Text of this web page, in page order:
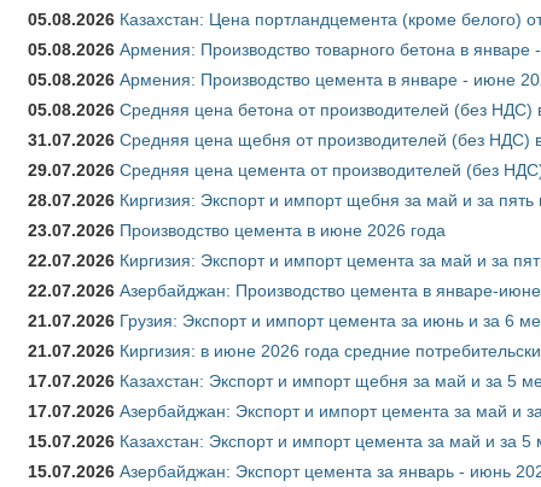
05.08.2026 Казахстан: Цена портландцемента (кроме белого)
05.08.2026 Армения: Производство товарного бетона в январе
05.08.2026 Армения: Производство цемента в январе - июне
05.08.2026 Средняя цена бетона от производителей (без НДС)
31.07.2026 Средняя цена щебня от производителей (без НДС)
29.07.2026 Средняя цена цемента от производителей (без
28.07.2026 Киргизия: Экспорт и импорт щебня за май и за
23.07.2026 Производство цемента в июне 2026 года
22.07.2026 Киргизия: Экспорт и импорт цемента за май и за
22.07.2026 Азербайджан: Производство цемента в январе-
21.07.2026 Грузия: Экспорт и импорт цемента за июнь и за 6
21.07.2026 Киргизия: в июне 2026 года средние
17.07.2026 Казахстан: Экспорт и импорт щебня за май и за 5
17.07.2026 Азербайджан: Экспорт и импорт цемента за май и
15.07.2026 Казахстан: Экспорт и импорт цемента за май и за
15.07.2026 Азербайджан: Экспорт цемента за январь - июнь